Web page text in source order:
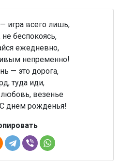
игра всего лишь,
беспокоясь,
ежедневно,
непременно!
— это дорога,
туда иди,
любовь, везенье
днем рожденья!